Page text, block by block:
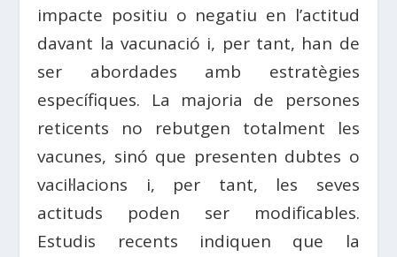
impacte positiu o negatiu en l’actitud
davant la vacunació i, per tant, han de
ser abordades amb estratègies
específiques. La majoria de persones
reticents no rebutgen totalment les
vacunes, sinó que presenten dubtes o
vacil·lacions i, per tant, les seves
actituds poden ser modificables.
Estudis recents indiquen que la